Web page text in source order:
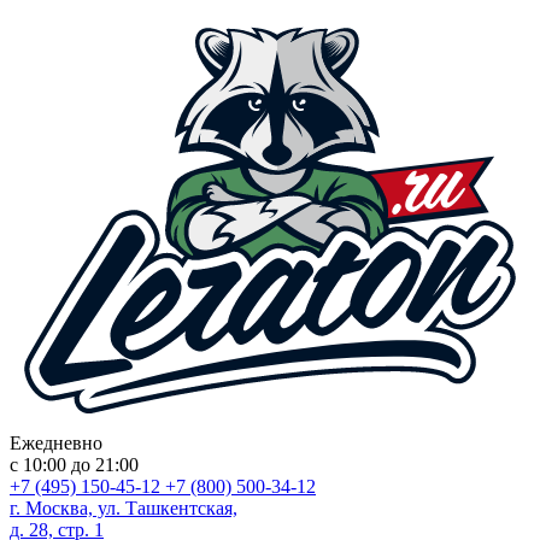
Ежедневно
с 10:00 до 21:00
+7 (495) 150-45-12 +7 (800) 500-34-12
г. Москва, ул. Ташкентская,
д. 28, стр. 1